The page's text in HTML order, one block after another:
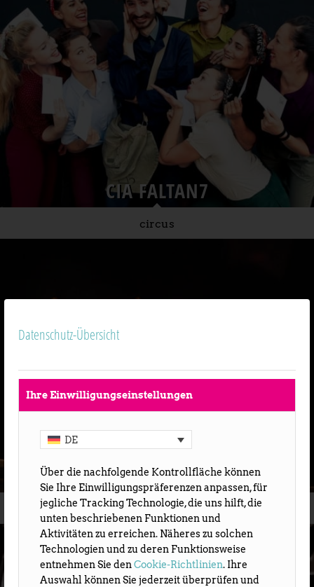
Datenschutz-Übersicht
Ihre Einwilligungseinstellungen
DE
Über die nachfolgende Kontrollfläche können
Sie Ihre Einwilligungspräferenzen anpassen, für
jegliche Tracking Technologie, die uns hilft, die
unten beschriebenen Funktionen und
Aktivitäten zu erreichen. Näheres zu solchen
Technologien und zu deren Funktionsweise
entnehmen Sie denCookie-Richtlinien. Ihre
Auswahl können Sie jederzeit überprüfen und
CIA FALTAN7
circus
GIROVAGO E RONDELLA
contemporary figure theatre